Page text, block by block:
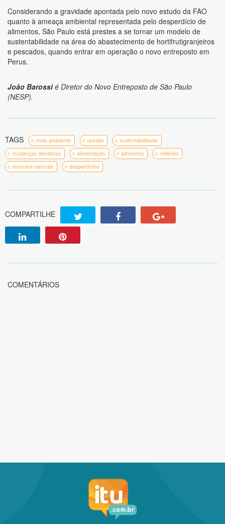
Considerando a gravidade apontada pelo novo estudo da FAO
quanto à ameaça ambiental representada pelo desperdício de
alimentos, São Paulo está prestes a se tornar um modelo de
sustentabilidade na área do abastecimento de hortifrutigranjeiros
e pescados, quando entrar em operação o novo entreposto em
Perus.
João Barossié Diretor do Novo Entreposto de São Paulo
(NESP).
TAGS meio ambiente opinião
sustentabilidade
mudanças climáticas
alimentação alimentos
reflexão
recursos naturais
desperdícios
COMPARTILHE
COMENTÁRIOS